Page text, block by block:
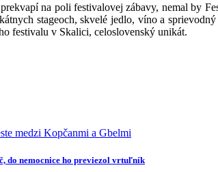
na poli festivalovej zábavy, nemal by
stageoch, skvelé jedlo, víno a
festivalu v Skalici, celoslovenský unikát.
do nemocnice ho previezol vrtuľník